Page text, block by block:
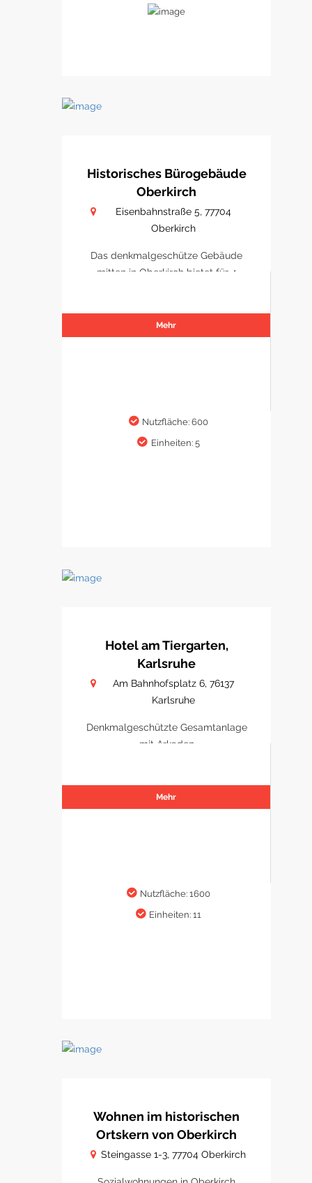
Historisches Bürogebäude
Oberkirch
Eisenbahnstraße 5, 77704
Oberkirch
Das denkmalgeschütze Gebäude
mitten in Oberkirch bietet für 4
Mehr
Nutzfläche: 600
Einheiten: 5
Hotel am Tiergarten,
Karlsruhe
Am Bahnhofsplatz 6, 76137
Karlsruhe
Denkmalgeschützte Gesamtanlage
mit Arkaden
Mehr
Nutzfläche: 1600
Einheiten: 11
Wohnen im historischen
Ortskern von Oberkirch
Steingasse 1-3, 77704 Oberkirch